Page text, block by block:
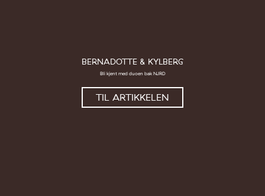
BERNADOTTE & KYLBERG
Bli kjent med duoen bak NJRD
TIL ARTIKKELEN